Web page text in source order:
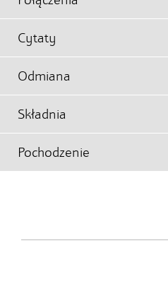
Cytaty
Odmiana
Składnia
Pochodzenie